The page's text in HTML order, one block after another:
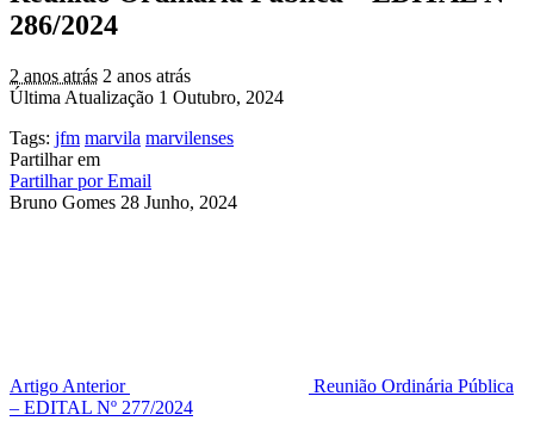
286/2024
2 anos atrás 2 anos atrás
Última Atualização 1 Outubro, 2024
Tags: jfm marvila marvilenses
Partilhar em
Partilhar por Email
Bruno Gomes 28 Junho, 2024
Artigo Anterior
Reunião Ordinária Pública
– EDITAL Nº 277/2024